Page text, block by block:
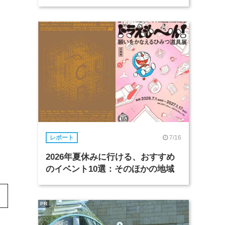
レポート 7/16
2026年夏休みに行ける、おすすめ
のイベント10選：そのほかの地域
PR